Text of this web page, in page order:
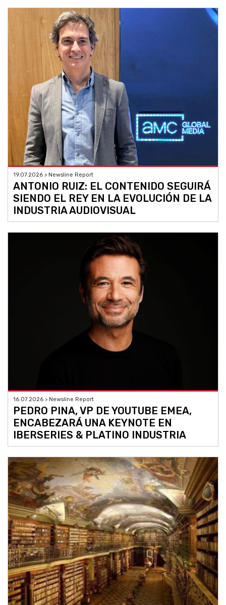
19.07.2026 > Newsline Report
ANTONIO RUIZ: EL CONTENIDO SEGUIRÁ
SIENDO EL REY EN LA EVOLUCIÓN DE LA
INDUSTRIA AUDIOVISUAL
16.07.2026 > Newsline Report
PEDRO PINA, VP DE YOUTUBE EMEA,
ENCABEZARÁ UNA KEYNOTE EN
IBERSERIES & PLATINO INDUSTRIA